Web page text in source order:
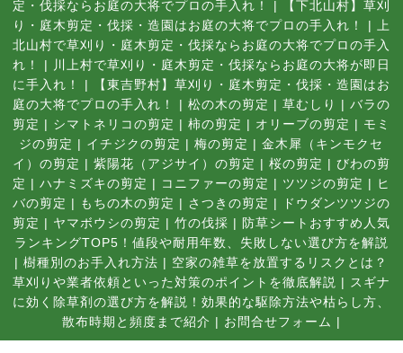
定・伐採ならお庭の大将でプロの手入れ！
|
【下北山村】草刈
り・庭木剪定・伐採・造園はお庭の大将でプロの手入れ！
|
上
北山村で草刈り・庭木剪定・伐採ならお庭の大将でプロの手入
れ！
|
川上村で草刈り・庭木剪定・伐採ならお庭の大将が即日
に手入れ！
|
【東吉野村】草刈り・庭木剪定・伐採・造園はお
庭の大将でプロの手入れ！
| 松の木の剪定 | 草むしり | バラの
剪定 | シマトネリコの剪定 | 柿の剪定 | オリーブの剪定 | モミ
ジの剪定 | イチジクの剪定 | 梅の剪定 | 金木犀（キンモクセ
イ）の剪定 | 紫陽花（アジサイ）の剪定 | 桜の剪定 | びわの剪
定 | ハナミズキの剪定 | コニファーの剪定 | ツツジの剪定 | ヒ
バの剪定 | もちの木の剪定 | さつきの剪定 |
ドウダンツツジの
剪定 | ヤマボウシの剪定 | 竹の伐採 | 防草シートおすすめ人気
ランキングTOP5！値段や耐用年数、失敗しない選び方を解説
| 樹種別のお手入れ方法 | 空家の雑草を放置するリスクとは？
草刈りや業者依頼といった対策のポイントを徹底解説 | スギナ
に効く除草剤の選び方を解説！効果的な駆除方法や枯らし方、
散布時期と頻度まで紹介 | お問合せフォーム |